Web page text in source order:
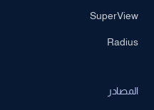
SuperView
Radius
المصادر